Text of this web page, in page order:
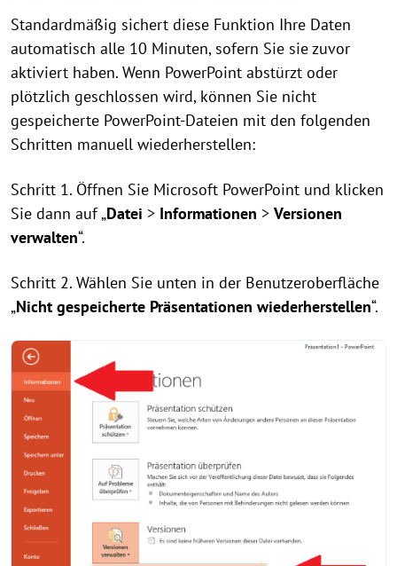
Standardmäßig sichert diese Funktion Ihre Daten
automatisch alle 10 Minuten, sofern Sie sie zuvor
aktiviert haben. Wenn PowerPoint abstürzt oder
plötzlich geschlossen wird, können Sie nicht
gespeicherte PowerPoint-Dateien mit den folgenden
Schritten manuell wiederherstellen:
Schritt 1. Öffnen Sie Microsoft PowerPoint und klicken
Sie dann auf „Datei > Informationen > Versionen
verwalten“.
Schritt 2. Wählen Sie unten in der Benutzeroberfläche
„Nicht gespeicherte Präsentationen wiederherstellen“.